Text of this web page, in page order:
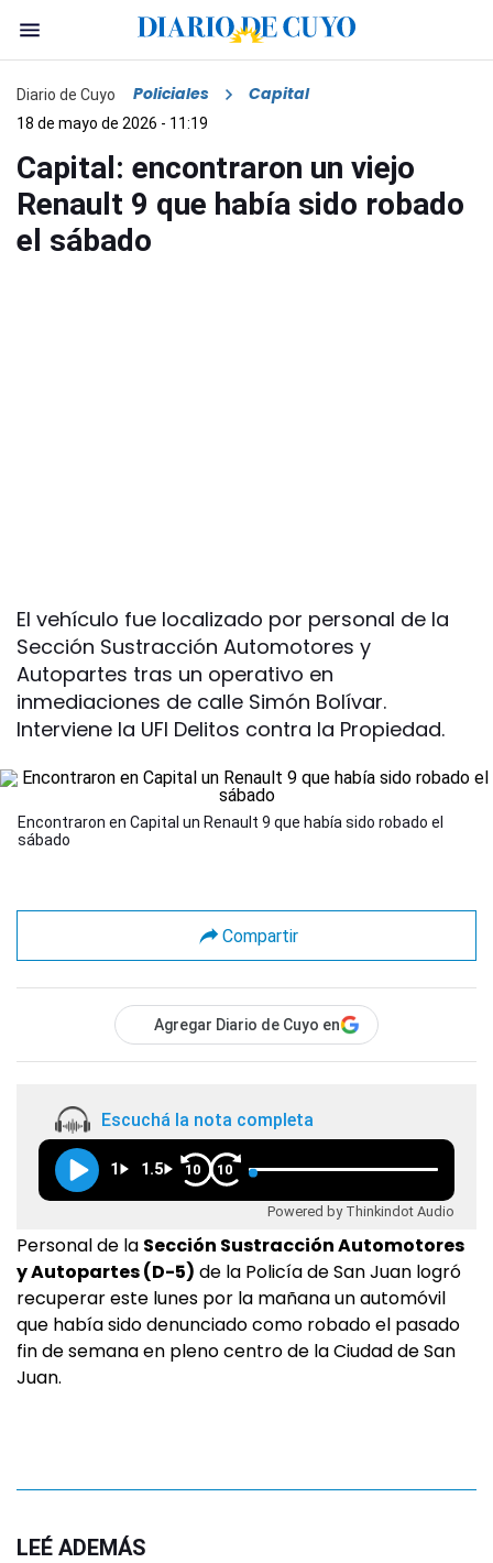
Diario de Cuyo Policiales Capital
18 de mayo de 2026 - 11:19
Capital: encontraron un viejo
Renault 9 que había sido robado
el sábado
El vehículo fue localizado por personal de la
Sección Sustracción Automotores y
Autopartes tras un operativo en
inmediaciones de calle Simón Bolívar.
Interviene la UFI Delitos contra la Propiedad.
Encontraron en Capital un Renault 9 que había sido robado el
sábado
Compartir
Agregar Diario de Cuyo en
Escuchá la nota completa
1 1.5 10 10
Powered by Thinkindot Audio
Personal de la Sección Sustracción Automotores
y Autopartes (D-5) de la Policía de San Juan logró
recuperar este lunes por la mañana un automóvil
que había sido denunciado como robado el pasado
fin de semana en pleno centro de la Ciudad de San
Juan.
LEÉ ADEMÁS